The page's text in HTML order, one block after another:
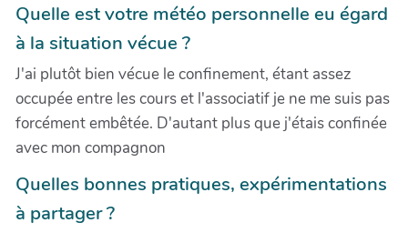
Quelle est votre météo personnelle eu égard
à la situation vécue ?
J'ai plutôt bien vécue le confinement, étant assez
occupée entre les cours et l'associatif je ne me suis pas
forcément embêtée. D'autant plus que j'étais confinée
avec mon compagnon
Quelles bonnes pratiques, expérimentations
à partager ?